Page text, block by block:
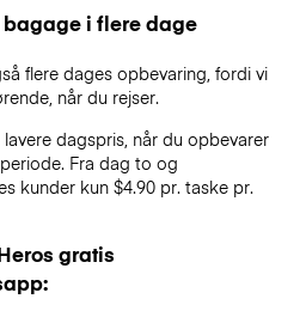
i flere dage
flere dages opbevaring, fordi vi
når du rejser.
dagspris, når du opbevarer
Fra dag to og
kunder kun $4.90 pr. taske pr.
gratis